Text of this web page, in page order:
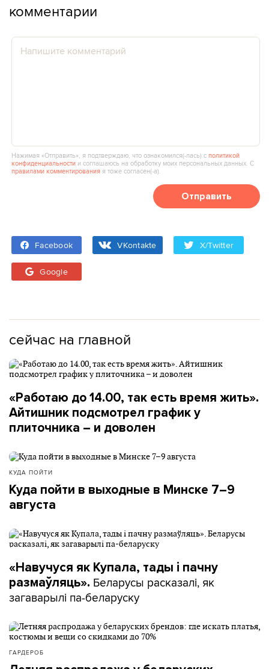
комментарии
Нажимая «Отправить», я подтверждаю, что ознакомился(‑лась) сполитикой
конфиденциальности и соглашаюсь на обработку моих персональных данных. С
правилами комментирования я тоже согласен(‑а).
Отправить
Facebook VKontakte X/Twitter
Google
сейчас на главной
«Работаю до 14.00, так есть время жить».
Айтишник подсмотрел график у
плиточника – и доволен
КУДА ПОЙТИ
Куда пойти в выходные в Минске 7–9
августа
«Навучуся як Купала, тады і пачну
размаўляць». Беларусы расказалі, як
загаварылі па-беларуску
ГАРДЕРОБ